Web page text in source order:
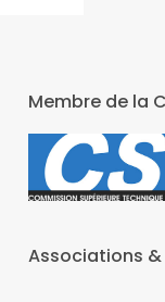
Membre de la
Associations